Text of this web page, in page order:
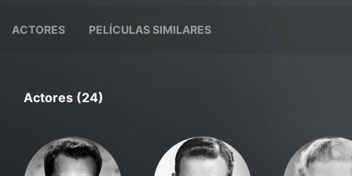
ACTORES PELÍCULAS SIMILARES
Actores (24)